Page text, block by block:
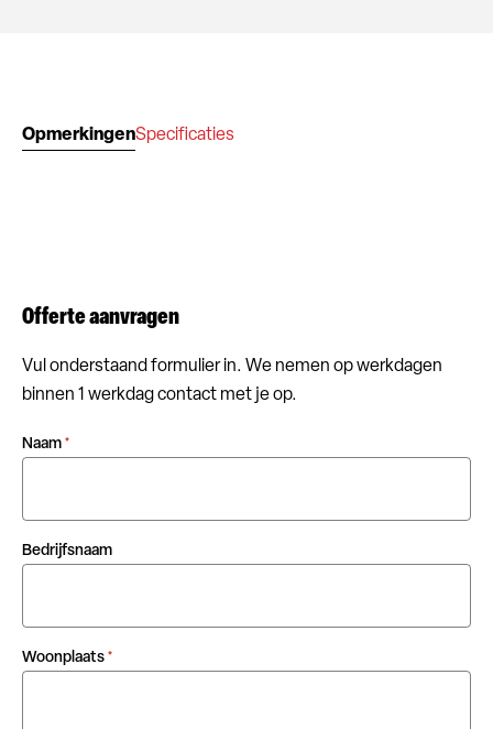
OpmerkingenSpecificaties
Offerte aanvragen
Vul onderstaand formulier in. We nemen op werkdagen
binnen 1 werkdag contact met je op.
Naam *
Bedrijfsnaam
Woonplaats *